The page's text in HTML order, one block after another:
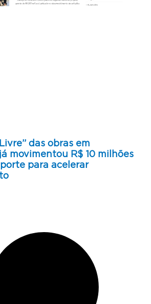
das obras em
movimentou R$ 10 milhões
para acelerar